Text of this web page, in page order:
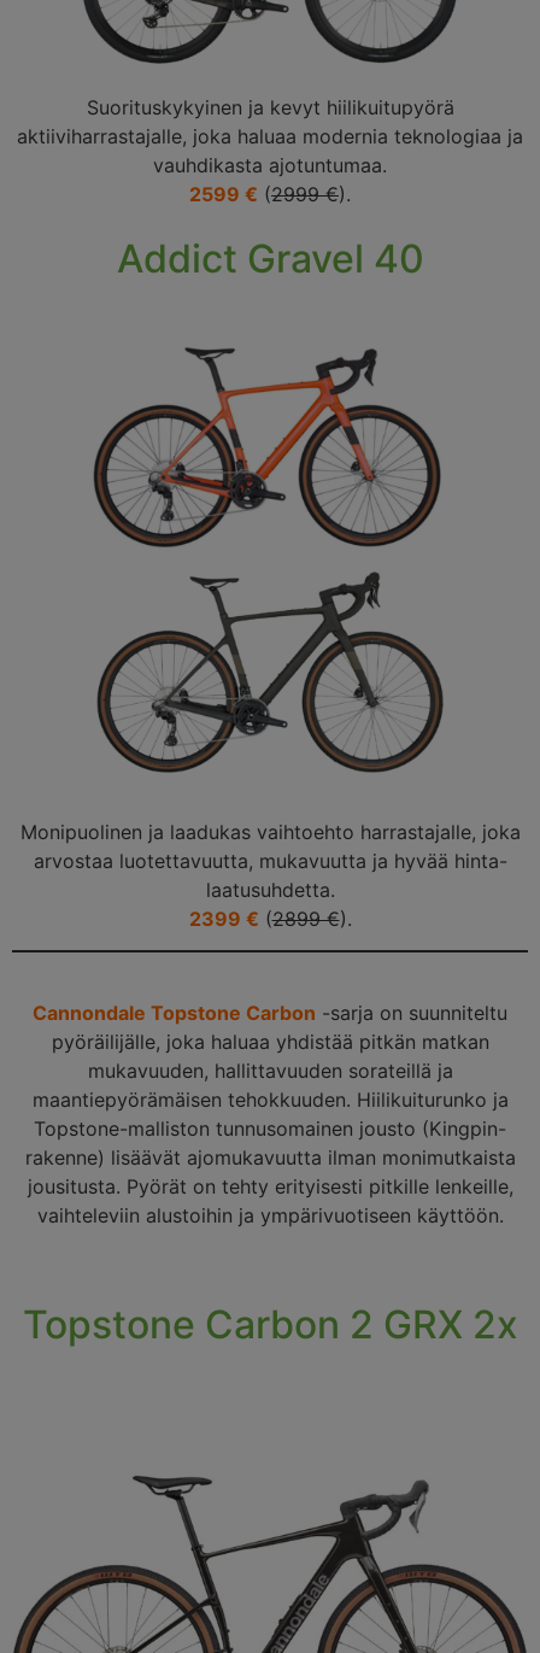
Suorituskykyinen ja kevyt hiilikuitupyörä
aktiiviharrastajalle, joka haluaa modernia teknologiaa ja
vauhdikasta ajotuntumaa.
2599 € (2999 €).
Addict Gravel 40
Monipuolinen ja laadukas vaihtoehto harrastajalle, joka
arvostaa luotettavuutta, mukavuutta ja hyvää hinta-
laatusuhdetta.
2399 € (2899 €).
Cannondale Topstone Carbon -sarja on suunniteltu
pyöräilijälle, joka haluaa yhdistää pitkän matkan
mukavuuden, hallittavuuden sorateillä ja
maantiepyörämäisen tehokkuuden. Hiilikuiturunko ja
Topstone-malliston tunnusomainen jousto (Kingpin-
rakenne) lisäävät ajomukavuutta ilman monimutkaista
jousitusta. Pyörät on tehty erityisesti pitkille lenkeille,
vaihteleviin alustoihin ja ympärivuotiseen käyttöön.
Topstone Carbon 2 GRX 2x